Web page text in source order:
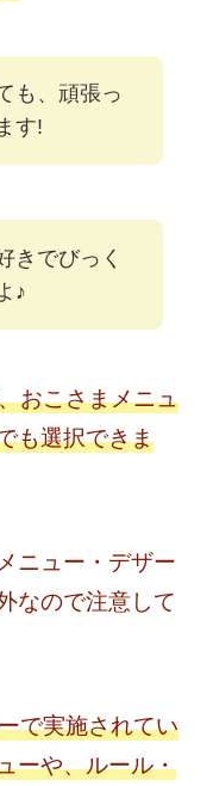
も、頑張っ
す!
きでびっく
♪
おこさまメニュ
も選択できま
ニュー・デザー
なので注意して
で実施されてい
ーや、ルール・